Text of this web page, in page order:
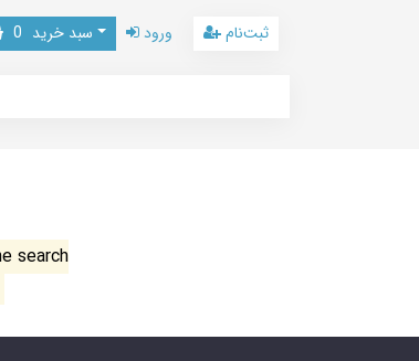
سبد خرید 0 ورود ثبت‌نام